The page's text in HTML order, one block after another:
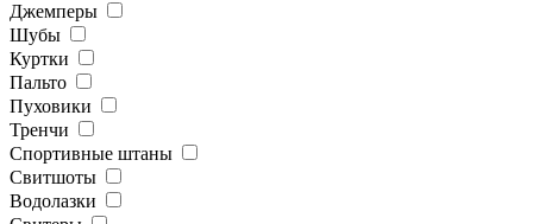
Джемперы
Шубы
Куртки
Пальто
Пуховики
Тренчи
Спортивные штаны
Свитшоты
Водолазки